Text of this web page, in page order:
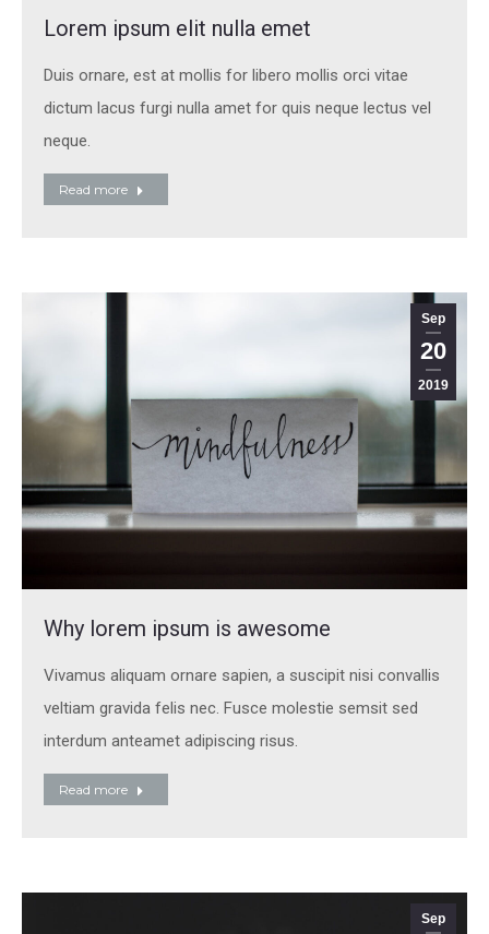
Lorem ipsum elit nulla emet
Duis ornare, est at mollis for libero mollis orci vitae
dictum lacus furgi nulla amet for quis neque lectus vel
neque.
Read more
Sep
20
2019
Why lorem ipsum is awesome
Vivamus aliquam ornare sapien, a suscipit nisi convallis
veltiam gravida felis nec. Fusce molestie semsit sed
interdum anteamet adipiscing risus.
Read more
Sep